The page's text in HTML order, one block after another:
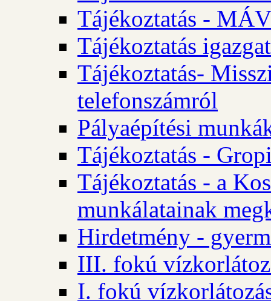
Tájékoztatás -
Tájékoztatás
Tájékoztatás-
telefonszámról
Pályaépítési
Tájékoztatás -
Tájékoztatás - a
munkálatainak
Hirdetmény -
III. fokú
I. fokú